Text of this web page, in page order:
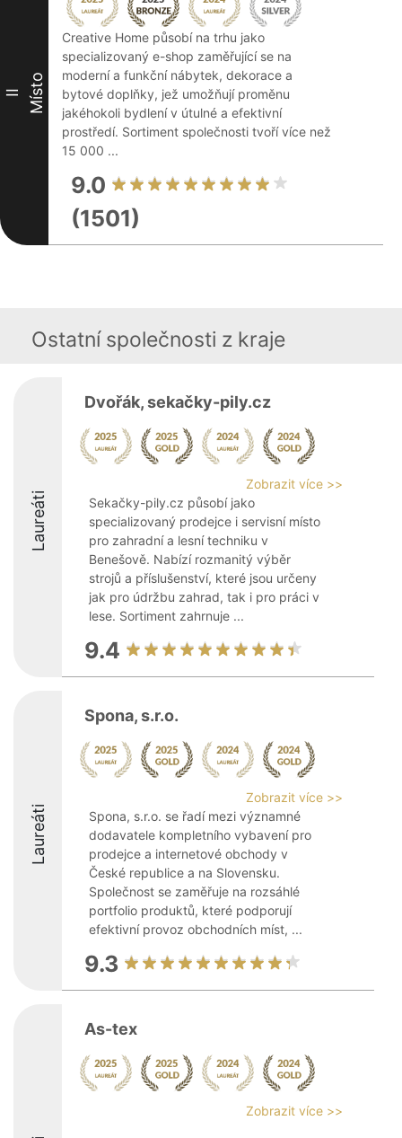
II Místo
Creative Home působí na trhu jako
specializovaný e-shop zaměřující se na
moderní a funkční nábytek, dekorace a
bytové doplňky, jež umožňují proměnu
jakéhokoli bydlení v útulné a efektivní
prostředí. Sortiment společnosti tvoří více než
15 000 ...
9.0
(1501)
Ostatní společnosti z kraje
Laureáti
Dvořák, sekačky-pily.cz
Zobrazit více >>
Sekačky-pily.cz působí jako
specializovaný prodejce i servisní místo
pro zahradní a lesní techniku v
Benešově. Nabízí rozmanitý výběr
strojů a příslušenství, které jsou určeny
jak pro údržbu zahrad, tak i pro práci v
lese. Sortiment zahrnuje ...
9.4
Laureáti
Spona, s.r.o.
Zobrazit více >>
Spona, s.r.o. se řadí mezi významné
dodavatele kompletního vybavení pro
prodejce a internetové obchody v
České republice a na Slovensku.
Společnost se zaměřuje na rozsáhlé
portfolio produktů, které podporují
efektivní provoz obchodních míst, ...
9.3
As-tex
Zobrazit více >>